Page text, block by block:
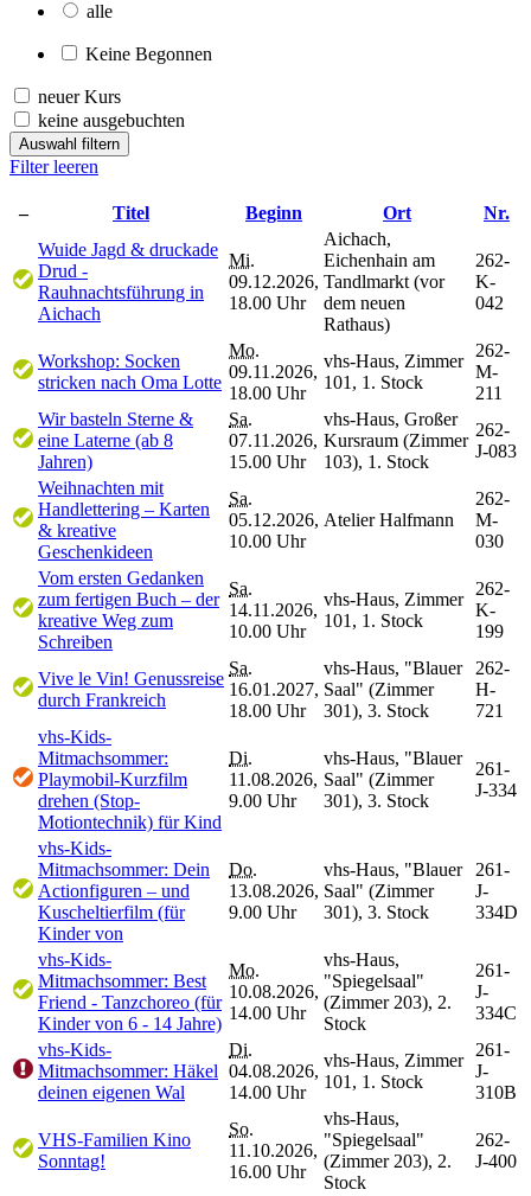
alle
Keine Begonnen
neuer Kurs
keine ausgebuchten
Auswahl filtern
Filter leeren
– Titel Beginn Ort
Nr.
Wuide Jagd & druckade
Drud -
Rauhnachtsführung in
Aichach
Mi.
09.12.2026,
18.00 Uhr
Aichach,
Eichenhain am
Tandlmarkt (vor
dem neuen
Rathaus)
262-
K-
042
Workshop: Socken
stricken nach Oma Lotte
Mo.
09.11.2026,
18.00 Uhr
vhs-Haus, Zimmer
101, 1. Stock
262-
M-
211
Wir basteln Sterne &
eine Laterne (ab 8
Jahren)
Sa.
07.11.2026,
15.00 Uhr
vhs-Haus, Großer
Kursraum (Zimmer
103), 1. Stock
262-
J-083
Weihnachten mit
Handlettering – Karten
& kreative
Geschenkideen
Sa.
05.12.2026,
10.00 Uhr
Atelier Halfmann
262-
M-
030
Vom ersten Gedanken
zum fertigen Buch – der
kreative Weg zum
Schreiben
Sa.
14.11.2026,
10.00 Uhr
vhs-Haus, Zimmer
101, 1. Stock
262-
K-
199
Vive le Vin! Genussreise
durch Frankreich
Sa.
16.01.2027,
18.00 Uhr
vhs-Haus, "Blauer
Saal" (Zimmer
301), 3. Stock
262-
H-
721
vhs-Kids-
Mitmachsommer:
Playmobil-Kurzfilm
drehen (Stop-
Motiontechnik) für Kind
Di.
11.08.2026,
9.00 Uhr
vhs-Haus, "Blauer
Saal" (Zimmer
301), 3. Stock
261-
J-334
vhs-Kids-
Mitmachsommer: Dein
Actionfiguren – und
Kuscheltierfilm (für
Kinder von
Do.
13.08.2026,
9.00 Uhr
vhs-Haus, "Blauer
Saal" (Zimmer
301), 3. Stock
261-
J-
334D
vhs-Kids-
Mitmachsommer: Best
Friend - Tanzchoreo (für
Kinder von 6 - 14 Jahre)
Mo.
10.08.2026,
14.00 Uhr
vhs-Haus,
"Spiegelsaal"
(Zimmer 203), 2.
Stock
261-
J-
334C
vhs-Kids-
Mitmachsommer: Häkel
deinen eigenen Wal
Di.
04.08.2026,
14.00 Uhr
vhs-Haus, Zimmer
101, 1. Stock
261-
J-
310B
VHS-Familien Kino
Sonntag!
So.
11.10.2026,
16.00 Uhr
vhs-Haus,
"Spiegelsaal"
(Zimmer 203), 2.
Stock
262-
J-400